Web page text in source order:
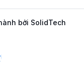
bởi SolidTech